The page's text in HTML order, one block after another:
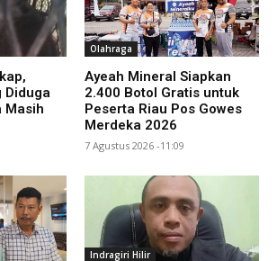
Diduga
Masih
Olahraga
Ayeah Mineral Siapkan
2.400 Botol Gratis untuk
Peserta Riau Pos Gowes
Merdeka 2026
7 Agustus 2026 -11:09
Indragiri Hilir